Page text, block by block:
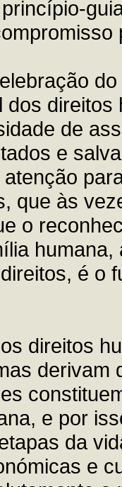
dos
de
e
que às
o
é o
direitos
derivam
e por
da
e